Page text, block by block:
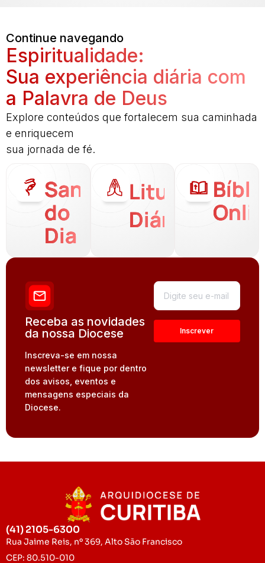
Continue navegando
Espiritualidade:
Sua experiência diária com
a Palavra de Deus
Explore conteúdos que fortalecem sua caminhada
e enriquecem
sua jornada de fé.
Santo
do
Dia
Liturgia
Diária
Receba as novidades
da nossa Diocese
Inscreva-se em nossa
newsletter e fique por dentro
dos avisos, eventos e
mensagens especiais da
Diocese.
(41) 2105-6300
Rua Jaime Reis, nº 369, Alto São Francisco
CEP: 80.510-010